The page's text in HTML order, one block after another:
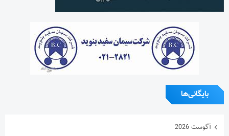
بایگانی‌ها
آگوست 2026